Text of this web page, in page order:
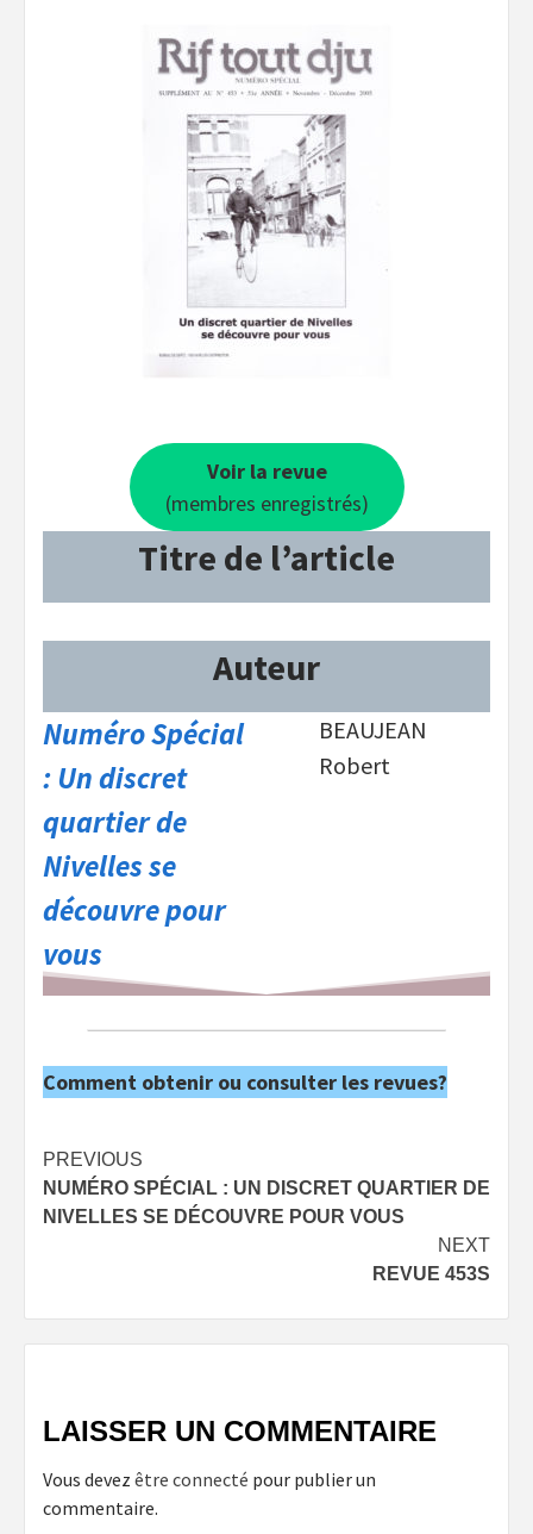
Voir la revue
(membres enregistrés)
Titre de l’article
Auteur
Numéro Spécial
: Un discret
quartier de
Nivelles se
découvre pour
vous
BEAUJEAN
Robert
Comment obtenir ou consulter les revues?
Post
navigation
PREVIOUS
NUMÉRO SPÉCIAL : UN DISCRET QUARTIER DE
NIVELLES SE DÉCOUVRE POUR VOUS
NEXT
REVUE 453S
LAISSER UN COMMENTAIRE
Vous devez être connecté pour publier un
commentaire.